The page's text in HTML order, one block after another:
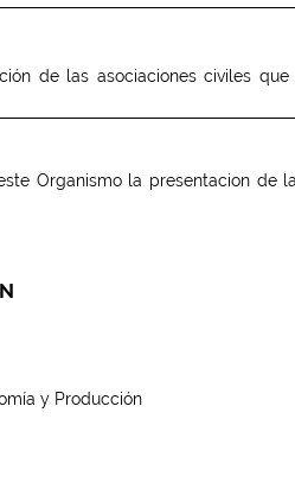
de las asociaciones civiles
Organismo la presentacion
y Producción